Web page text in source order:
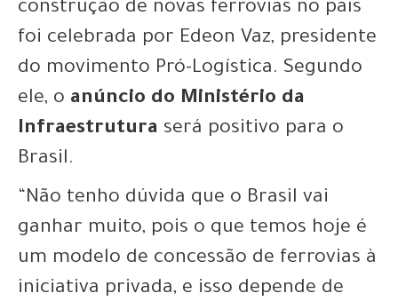
construção de novas ferrovias no país
foi celebrada por Edeon Vaz, presidente
do movimento Pró-Logística. Segundo
ele, o anúncio do Ministério da
Infraestrutura será positivo para o
Brasil.
“Não tenho dúvida que o Brasil vai
ganhar muito, pois o que temos hoje é
um modelo de concessão de ferrovias à
iniciativa privada, e isso depende de